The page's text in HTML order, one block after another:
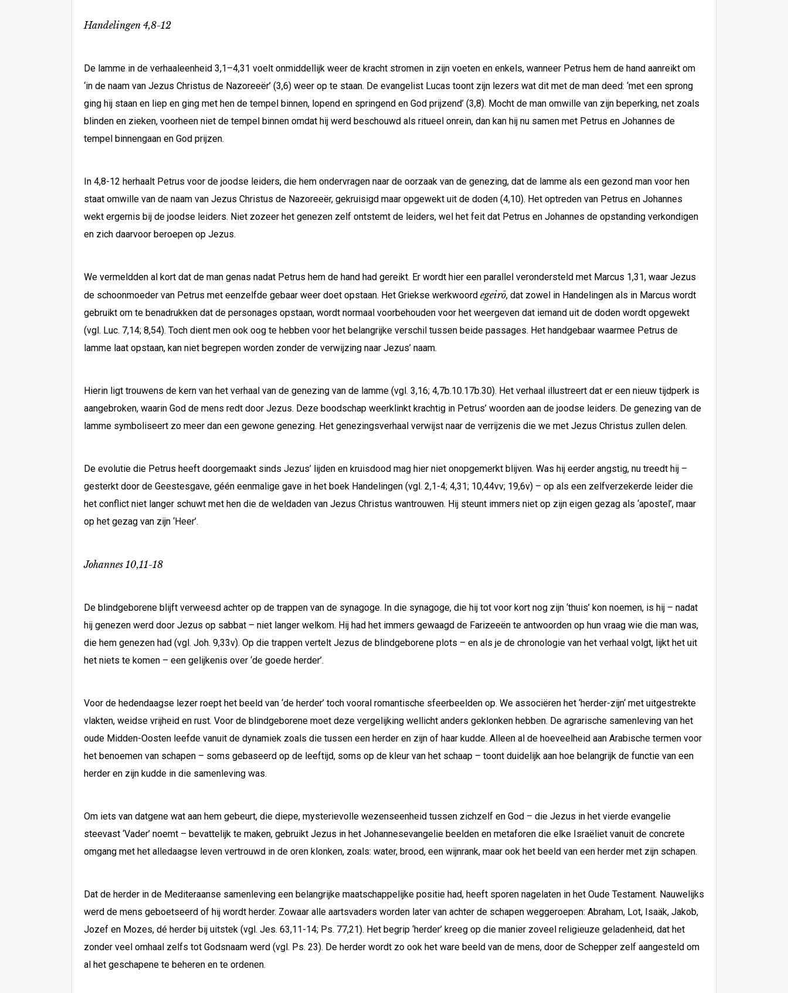
Handelingen 4,8-12
De lamme in de verhaaleenheid 3,1–4,31 voelt onmiddellijk weer de kracht stromen in zijn voeten en enkels, wanneer Petrus hem de hand aanreikt om
‘in de naam van Jezus Christus de Nazoreeër’ (3,6) weer op te staan. De evangelist Lucas toont zijn lezers wat dit met de man deed: ‘met een sprong
ging hij staan en liep en ging met hen de tempel binnen, lopend en springend en God prijzend’ (3,8). Mocht de man omwille van zijn beperking, net zoals
blinden en zieken, voorheen niet de tempel binnen omdat hij werd beschouwd als ritueel onrein, dan kan hij nu samen met Petrus en Johannes de
tempel binnengaan en God prijzen.
In 4,8-12 herhaalt Petrus voor de joodse leiders, die hem ondervragen naar de oorzaak van de genezing, dat de lamme als een gezond man voor hen
staat omwille van de naam van Jezus Christus de Nazoreeër, gekruisigd maar opgewekt uit de doden (4,10). Het optreden van Petrus en Johannes
wekt ergernis bij de joodse leiders. Niet zozeer het genezen zelf ontstemt de leiders, wel het feit dat Petrus en Johannes de opstanding verkondigen
en zich daarvoor beroepen op Jezus.
We vermeldden al kort dat de man genas nadat Petrus hem de hand had gereikt. Er wordt hier een parallel verondersteld met Marcus 1,31, waar Jezus
de schoonmoeder van Petrus met eenzelfde gebaar weer doet opstaan. Het Griekse werkwoord egeirō, dat zowel in Handelingen als in Marcus wordt
gebruikt om te benadrukken dat de personages opstaan, wordt normaal voorbehouden voor het weergeven dat iemand uit de doden wordt opgewekt
(vgl. Luc. 7,14; 8,54). Toch dient men ook oog te hebben voor het belangrijke verschil tussen beide passages. Het handgebaar waarmee Petrus de
lamme laat opstaan, kan niet begrepen worden zonder de verwijzing naar Jezus’ naam.
Hierin ligt trouwens de kern van het verhaal van de genezing van de lamme (vgl. 3,16; 4,7b.10.17b.30). Het verhaal illustreert dat er een nieuw tijdperk is
aangebroken, waarin God de mens redt door Jezus. Deze boodschap weerklinkt krachtig in Petrus’ woorden aan de joodse leiders. De genezing van de
lamme symboliseert zo meer dan een gewone genezing. Het genezingsverhaal verwijst naar de verrijzenis die we met Jezus Christus zullen delen.
De evolutie die Petrus heeft doorgemaakt sinds Jezus’ lijden en kruisdood mag hier niet onopgemerkt blijven. Was hij eerder angstig, nu treedt hij –
gesterkt door de Geestesgave, géén eenmalige gave in het boek Handelingen (vgl. 2,1-4; 4,31; 10,44vv; 19,6v) – op als een zelfverzekerde leider die
het conflict niet langer schuwt met hen die de weldaden van Jezus Christus wantrouwen. Hij steunt immers niet op zijn eigen gezag als ‘apostel’, maar
op het gezag van zijn ‘Heer’.
Johannes 10,11-18
De blindgeborene blijft verweesd achter op de trappen van de synagoge. In die synagoge, die hij tot voor kort nog zijn ‘thuis’ kon noemen, is hij – nadat
hij genezen werd door Jezus op sabbat – niet langer welkom. Hij had het immers gewaagd de Farizeeën te antwoorden op hun vraag wie die man was,
die hem genezen had (vgl. Joh. 9,33v). Op die trappen vertelt Jezus de blindgeborene plots – en als je de chronologie van het verhaal volgt, lijkt het uit
het niets te komen – een gelijkenis over ‘de goede herder’.
Voor de hedendaagse lezer roept het beeld van ‘de herder’ toch vooral romantische sfeerbeelden op. We associëren het ‘herder-zijn‘ met uitgestrekte
vlakten, weidse vrijheid en rust. Voor de blindgeborene moet deze vergelijking wellicht anders geklonken hebben. De agrarische samenleving van het
oude Midden-Oosten leefde vanuit de dynamiek zoals die tussen een herder en zijn of haar kudde. Alleen al de hoeveelheid aan Arabische termen voor
het benoemen van schapen – soms gebaseerd op de leeftijd, soms op de kleur van het schaap – toont duidelijk aan hoe belangrijk de functie van een
herder en zijn kudde in die samenleving was.
Om iets van datgene wat aan hem gebeurt, die diepe, mysterievolle wezenseenheid tussen zichzelf en God – die Jezus in het vierde evangelie
steevast ‘Vader’ noemt – bevattelijk te maken, gebruikt Jezus in het Johannesevangelie beelden en metaforen die elke Israëliet vanuit de concrete
omgang met het alledaagse leven vertrouwd in de oren klonken, zoals: water, brood, een wijnrank, maar ook het beeld van een herder met zijn schapen.
Dat de herder in de Mediteraanse samenleving een belangrijke maatschappelijke positie had, heeft sporen nagelaten in het Oude Testament. Nauwelijks
werd de mens geboetseerd of hij wordt herder. Zowaar alle aartsvaders worden later van achter de schapen weggeroepen: Abraham, Lot, Isaäk, Jakob,
Jozef en Mozes, dé herder bij uitstek (vgl. Jes. 63,11-14; Ps. 77,21). Het begrip ‘herder’ kreeg op die manier zoveel religieuze geladenheid, dat het
zonder veel omhaal zelfs tot Godsnaam werd (vgl. Ps. 23). De herder wordt zo ook het ware beeld van de mens, door de Schepper zelf aangesteld om
al het geschapene te beheren en te ordenen.